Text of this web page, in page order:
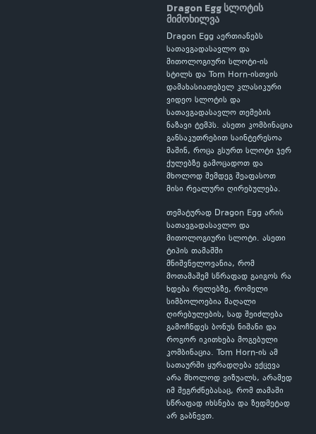
Dragon Egg სლოტის
მიმოხილვა
Dragon Egg აერთიანებს
სათავგადასავლო და
მითოლოგიური სლოტი-ის
სტილს და Tom Horn-ისთვის
დამახასიათებელ კლასიკური
ვიდეო სლოტის და
სათავგადასავლო თემების
ნაზავი ტემპს. ასეთი კომბინაცია
განსაკუთრებით საინტერესოა
მაშინ, როცა გსურთ სლოტი ჯერ
ქულებზე გამოცადოთ და
მხოლოდ შემდეგ შეაფასოთ
მისი რეალური ღირებულება.
თემატურად Dragon Egg არის
სათავგადასავლო და
მითოლოგიური სლოტი. ასეთი
ტიპის თამაშში
მნიშვნელოვანია, რომ
მოთამაშემ სწრაფად გაიგოს რა
ხდება რელებზე, რომელი
სიმბოლოებია მაღალი
ღირებულების, სად შეიძლება
გამოჩნდეს ბონუს ნიშანი და
როგორ იკითხება მოგებული
კომბინაცია. Tom Horn-ის ამ
სათაურში ყურადღება ექცევა
არა მხოლოდ ვიზუალს, არამედ
იმ შეგრძნებასაც, რომ თამაში
სწრაფად იხსნება და ზედმეტად
არ გაბნევთ.